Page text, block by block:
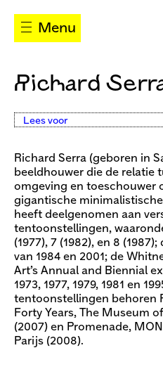
Menu
Richard
Lees voor
Richard Serra (geboren in
beeldhouwer die de relatie
omgeving en toeschouwer
gigantische
heeft deelgenomen aan
tentoonstellingen,
(1977), 7 (1982), en 8
van 1984 en 2001; de
Art’s Annual and Biennial
1973, 1977, 1979, 1981 en
tentoonstellingen behoren
Forty Years, The Museum
(2007) en Promenade,
Parijs (2008).